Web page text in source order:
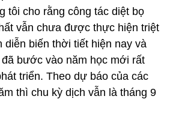
tôi cho rằng công tác diệt bọ
vẫn chưa được thực hiện triệt
biến thời tiết hiện nay và
bước vào năm học mới rất
triển. Theo dự báo của các
thì chu kỳ dịch vẫn là tháng 9